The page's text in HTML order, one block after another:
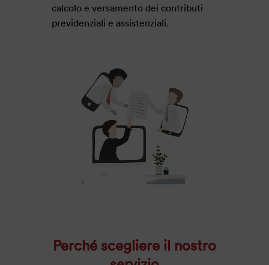
calcolo e versamento dei contributi
previdenziali e assistenziali.
Perché scegliere il nostro